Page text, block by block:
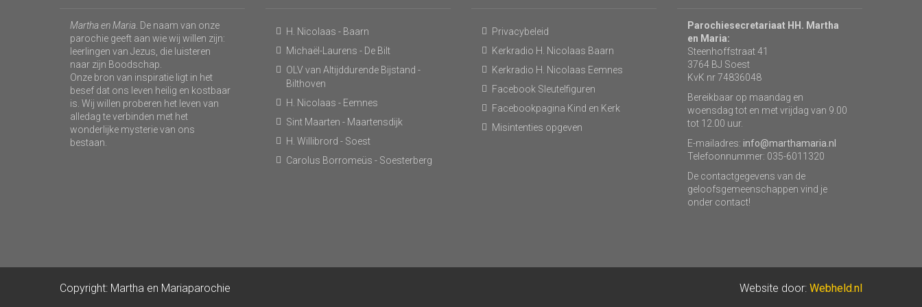
Martha en Maria . De naam van onze
parochie geeft aan wie wij willen zijn:
leerlingen van Jezus, die luisteren
naar zijn Boodschap.
Onze bron van inspiratie ligt in het
besef dat ons leven heilig en kostbaar
is. Wij willen proberen het leven van
alledag te verbinden met het
wonderlijke mysterie van ons
bestaan.
H. Nicolaas - Baarn
Michaël-Laurens - De Bilt
OLV van Altijddurende Bijstand -
Bilthoven
H. Nicolaas - Eemnes
Sint Maarten - Maartensdijk
H. Willibrord - Soest
Carolus Borromeüs - Soesterberg
Privacybeleid
Kerkradio H. Nicolaas Baarn
Kerkradio H. Nicolaas Eemnes
Facebook Sleutelfiguren
Facebookpagina Kind en Kerk
Misintenties opgeven
Parochiesecretariaat HH. Martha
en Maria:
Steenhoffstraat 41
3764 BJ Soest
KvK nr 74836048
Bereikbaar op maandag en
woensdag tot en met vrijdag van 9.00
tot 12.00 uur.
E-mailadres: info@marthamaria.nl
Telefoonnummer: 035-6011320
De contactgegevens van de
geloofsgemeenschappen vind je
onder contact!
Copyright: Martha en Mariaparochie Website door: Webheld.nl